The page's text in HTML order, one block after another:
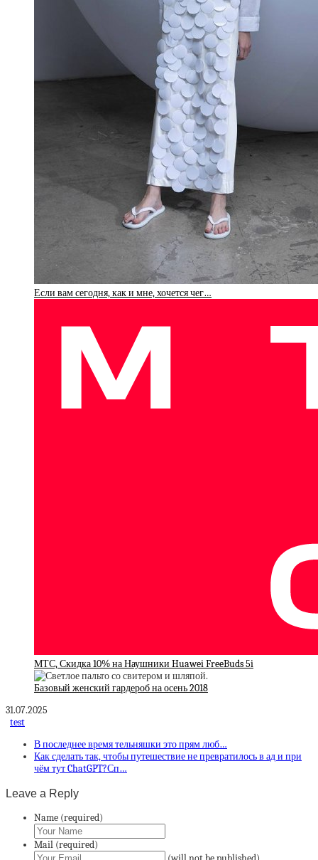
Если вам сегодня, как и мне, хочется чег…
МТС, Скидка 10% на Наушники Huawei FreeBuds 5i
Базовый женский гардероб на осень 2018
31.07.2025
test
В последнее время тельняшки это прям люб…
Как сделать так, чтобы путешествие не превратилось в ад и при
чём тут ChatGPT?Сп…
Leave a Reply
Name (required)
Mail (required)